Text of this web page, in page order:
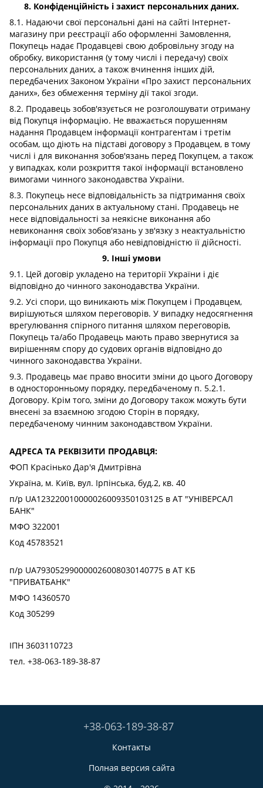
8. Конфіденційність і захист персональних даних.
8.1. Надаючи свої персональні дані на сайті Інтернет-
магазину при реєстрації або оформленні Замовлення,
Покупець надає Продавцеві свою добровільну згоду на
обробку, використання (у тому числі і передачу) своїх
персональних даних, а також вчинення інших дій,
передбачених Законом України «Про захист персональних
даних», без обмеження терміну дії такої згоди.
8.2. Продавець зобов'язується не розголошувати отриману
від Покупця інформацію. Не вважається порушенням
надання Продавцем інформації контрагентам і третім
особам, що діють на підставі договору з Продавцем, в тому
числі і для виконання зобов'язань перед Покупцем, а також
у випадках, коли розкриття такої інформації встановлено
вимогами чинного законодавства України.
8.3. Покупець несе відповідальність за підтримання своїх
персональних даних в актуальному стані. Продавець не
несе відповідальності за неякісне виконання або
невиконання своїх зобов'язань у зв'язку з неактуальністю
інформації про Покупця або невідповідністю її дійсності.
9. Інші умови
9.1. Цей договір укладено на території України і діє
відповідно до чинного законодавства України.
9.2. Усі спори, що виникають між Покупцем і Продавцем,
вирішуються шляхом переговорів. У випадку недосягнення
врегулювання спірного питання шляхом переговорів,
Покупець та/або Продавець мають право звернутися за
вирішенням спору до судових органів відповідно до
чинного законодавства України.
9.3. Продавець має право вносити зміни до цього Договору
в односторонньому порядку, передбаченому п. 5.2.1.
Договору. Крім того, зміни до Договору також можуть бути
внесені за взаємною згодою Сторін в порядку,
передбаченому чинним законодавством України.
АДРЕСА ТА РЕКВІЗИТИ ПРОДАВЦЯ:
ФОП Красінько Дар'я Дмитрівна
Україна, м. Київ, вул. Ірпінська, буд.2, кв. 40
п/р UA123220010000026009350103125 в АТ "УНІВЕРСАЛ
БАНК"
МФО 322001
Код 45783521
п/р UA793052990000026008030140775 в АТ КБ
"ПРИВАТБАНК"
МФО 14360570
Код 305299
ІПН 3603110723
тел. +38-063-189-38-87
+38-063-189-38-87
Контакты
Полная версия сайта